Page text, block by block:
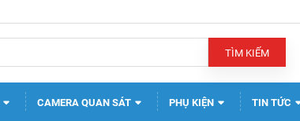
TÌM KIẾM
CAMERA QUAN SÁT PHỤ KIỆN TIN TỨC